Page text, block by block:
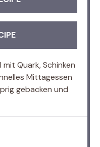
Quark, Schinken
Mittagessen
gebacken und